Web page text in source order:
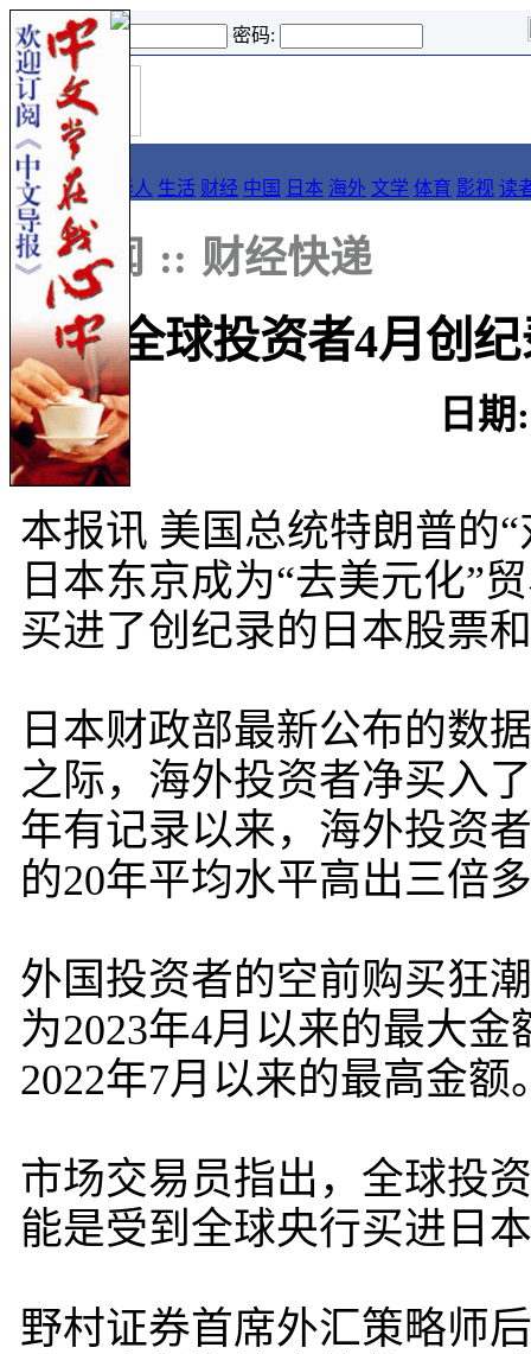
登录名: 密码:
首
页
导报
要闻 论坛 华人 生活 财经 中国 日本 海外 文学 体育 影视 读
:: 新闻 :: 财经快递
全球投资者4月创
日期:
本报讯 美国总统特朗普的
日本东京成为“去美元化”
买进了创纪录的日本股票
日本财政部最新公布的数
之际，海外投资者净买入
年有记录以来，海外投资
的20年平均水平高出三倍
外国投资者的空前购买狂
为2023年4月以来的最大
2022年7月以来的最高金额
市场交易员指出，全球投
能是受到全球央行买进日
野村证券首席外汇策略师